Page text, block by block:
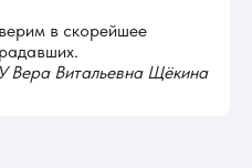
в скорейшее
Вера Витальевна Щёкина